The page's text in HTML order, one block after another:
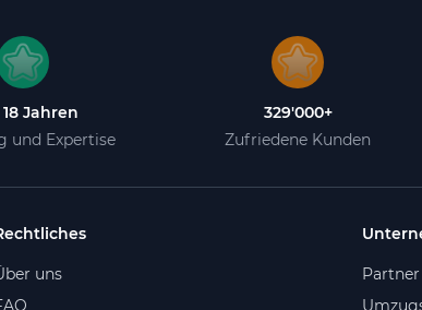
Jahren
und Expertise
329'000+
Zufriedene Kunden
uns